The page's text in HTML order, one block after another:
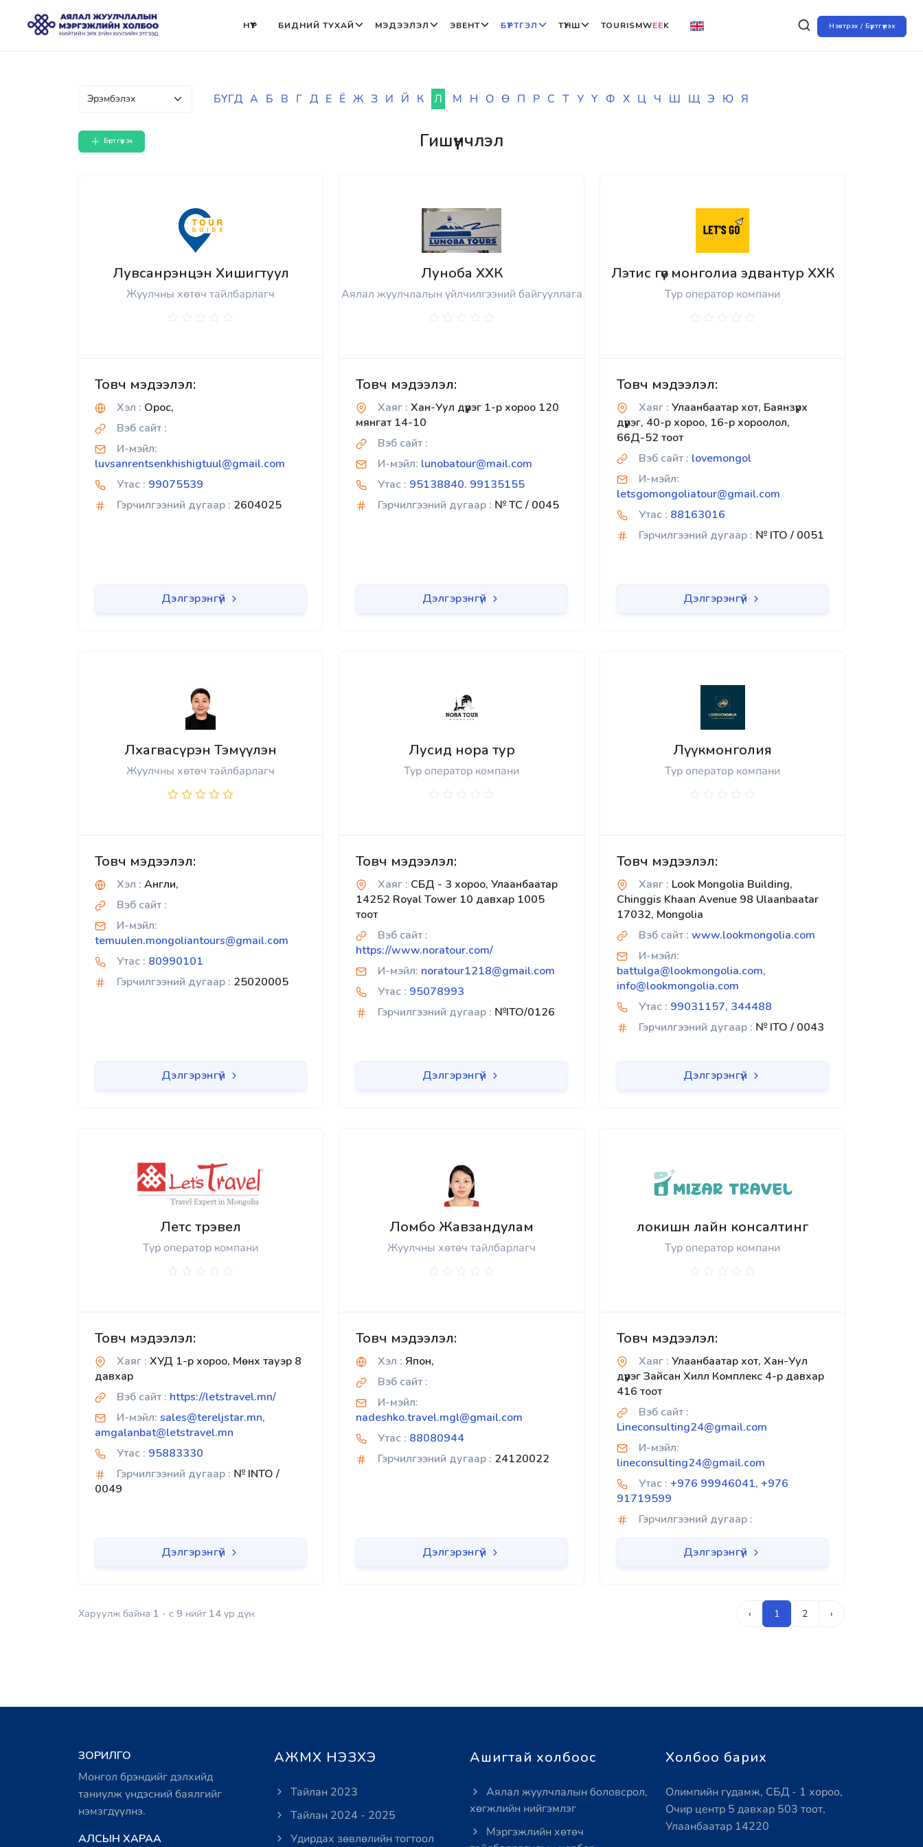
Нэвтрэх / Бүртгүүлэх
НҮҮР БИДНИЙ ТУХАЙ МЭДЭЭЛЭЛ ЭВЕНТ БҮРТГЭЛ ТҮНШ TOURISMWEEK
БҮГД А Б В Г Д Е Ё Ж З И Й К Л М Н О Ө П Р С Т У Ү Ф Х Ц Ч Ш Щ Э Ю Я
Бүртгүүлэх Гишүүнчлэл
Лувсанрэнцэн Хишигтуул
Жуулчны хөтөч тайлбарлагч
Товч мэдээлэл:
Хэл : Орос,
Вэб сайт :
И-мэйл:
luvsanrentsenkhishigtuul@gmail.com
Утас : 99075539
Гэрчилгээний дугаар : 2604025
Дэлгэрэнгүй
Луноба ХХК
Аялал жуулчлалын үйлчилгээний байгууллага
Товч мэдээлэл:
Хаяг : Хан-Уул дүүрэг 1-р хороо 120
мянгат 14-10
Вэб сайт :
И-мэйл: lunobatour@mail.com
Утас : 95138840. 99135155
Гэрчилгээний дугаар : № TC / 0045
Дэлгэрэнгүй
Лэтис гөү монголиа эдвантур ХХК
Тур оператор компани
Товч мэдээлэл:
Хаяг : Улаанбаатар хот, Баянзүрх
дүүрэг, 40-р хороо, 16-р хороолол,
66Д-52 тоот
Вэб сайт : lovemongol
И-мэйл:
letsgomongoliatour@gmail.com
Утас : 88163016
Гэрчилгээний дугаар : № ITO / 0051
Дэлгэрэнгүй
Лхагвасүрэн Тэмүүлэн
Жуулчны хөтөч тайлбарлагч
Товч мэдээлэл:
Хэл : Англи,
Вэб сайт :
И-мэйл:
temuulen.mongoliantours@gmail.com
Утас : 80990101
Гэрчилгээний дугаар : 25020005
Дэлгэрэнгүй
Лусид нора тур
Тур оператор компани
Товч мэдээлэл:
Хаяг : СБД - 3 хороо, Улаанбаатар
14252 Royal Tower 10 давхар 1005
тоот
Вэб сайт :
https://www.noratour.com/
И-мэйл: noratour1218@gmail.com
Утас : 95078993
Гэрчилгээний дугаар : №ITO/0126
Дэлгэрэнгүй
Лүүкмонголия
Тур оператор компани
Товч мэдээлэл:
Хаяг : Look Mongolia Building,
Chinggis Khaan Avenue 98 Ulaanbaatar
17032, Mongolia
Вэб сайт : www.lookmongolia.com
И-мэйл:
battulga@lookmongolia.com,
info@lookmongolia.com
Утас : 99031157, 344488
Гэрчилгээний дугаар : № ITO / 0043
Дэлгэрэнгүй
Летс трэвел
Тур оператор компани
Товч мэдээлэл:
Хаяг : ХУД 1-р хороо, Мөнх тауэр 8
давхар
Вэб сайт : https://letstravel.mn/
И-мэйл: sales@tereljstar.mn,
amgalanbat@letstravel.mn
Утас : 95883330
Гэрчилгээний дугаар : № INTO /
0049
Дэлгэрэнгүй
Ломбо Жавзандулам
Жуулчны хөтөч тайлбарлагч
Товч мэдээлэл:
Хэл : Япон,
Вэб сайт :
И-мэйл:
nadeshko.travel.mgl@gmail.com
Утас : 88080944
Гэрчилгээний дугаар : 24120022
Дэлгэрэнгүй
локишн лайн консалтинг
Тур оператор компани
Товч мэдээлэл:
Хаяг : Улаанбаатар хот, Хан-Уул
дүүрэг Зайсан Хилл Комплекс 4-р давхар
416 тоот
Вэб сайт :
Lineconsulting24@gmail.com
И-мэйл:
lineconsulting24@gmail.com
Утас : +976 99946041, +976
91719599
Гэрчилгээний дугаар :
Дэлгэрэнгүй
Харуулж байна 1 - с 9 нийт 14 үр дүн ‹ 1 2 ›
ЗОРИЛГО
Монгол брэндийг дэлхийд
таниулж үндэсний баялгийг
нэмэгдүүлнэ.
АЛСЫН ХАРАА
АЖМХ НЭЗХЭ
Тайлан 2023
Тайлан 2024 - 2025
Удирдах зөвлөлийн тогтоол
Ашигтай холбоос
Аялал жуулчлалын боловсрол,
хөгжлийн нийгэмлэг
Мэргэжлийн хөтөч
Холбоо барих
Олимпийн гудамж, СБД - 1 хороо,
Очир центр 5 давхар 503 тоот,
Улаанбаатар 14220